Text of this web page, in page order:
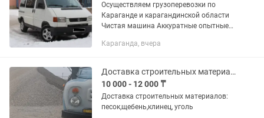
Осуществляем грузоперевозки по
Караганде и карагандинской области
Чистая машина Аккуратные опытные
Габариты до 2,5м 1,4м 0,7м Перевозим
Караганда, вчера
Доставка строительных материалов
10 000 - 12 000 ₸
Доставка строительных материалов:
песок,щебень,клинец, уголь